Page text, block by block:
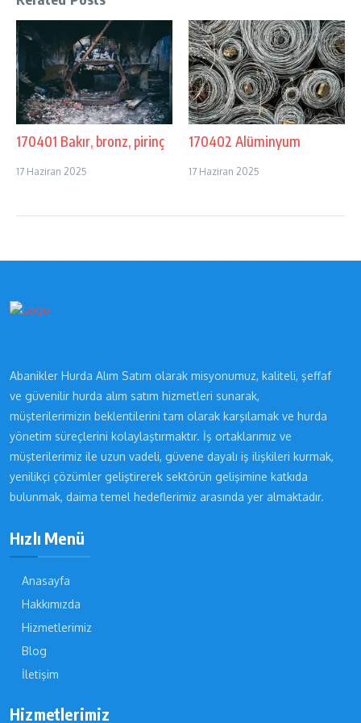
170401 Bakır, bronz, pirinç
17 Haziran 2025
170402 Alüminyum
17 Haziran 2025
Abanikler Hurda Alım Satım olarak misyonumuz, kaliteli, şeffaf
ve güvenilir hurda alım satım hizmetleri sunarak,
müşterilerimizin beklentilerini tam olarak karşılamak ve hurda
yönetim süreçlerini kolaylaştırmaktır. İş ortaklarımız ve
müşterilerimiz ile uzun vadeli, güvene dayalı iş ilişkileri kurmak,
yenilikçi çözümler geliştirerek sektörün gelişimine katkıda
bulunmak, daima temel hedeflerimiz arasında yer almaktadır.
Hızlı Menü
Anasayfa
Hakkımızda
Hizmetlerimiz
Blog
İletişim
Hizmetlerimiz